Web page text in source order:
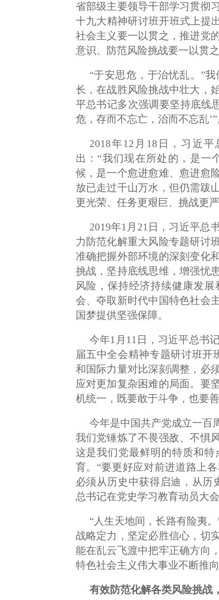
省部级主要领导干部学习贯彻
十九大精神研讨班开班式上提
社会主义要一以贯之，推进党
意识、防范风险挑战要一以贯
“于安思危，于治忧乱。”
长，在战胜风险挑战中壮大，
平总书记多次强调要坚持底线
危，存而不忘亡，治而不忘乱
2018年12月18日，习近
出：“我们现在所处的，是一
候，是一个愈进愈难、愈进愈
放已走过千山万水，但仍需跋
更光荣、任务更艰巨、挑战更
2019年1月21日，习近平总
力防范化解重大风险专题研讨
准确把握外部环境的深刻变化
挑战，坚持底线思维，增强忧
风险，保持经济持续健康发
会、夺取新时代中国特色社会
国梦提供坚强保障。
今年1月11日，习近平总书
届五中全会精神专题研讨班开
和国际力量对比深刻调整，必
应对更加复杂困难的局面。要
机统一，既要敢于斗争，也要
今年是中国共产党成立一百
我们党锤炼了不畏强敌、不惧
这是我们党最鲜明的特质和
育。“要更好应对前进道路上
必须从历史中获得启迪，从历
总书记在党史学习教育动员大
“人生天地间，长路有险夷
战略定力，坚定必胜信心，切
能在乱云飞渡中把牢正确方向
特色社会主义伟大事业不断推
有效防范化解各类风险挑战